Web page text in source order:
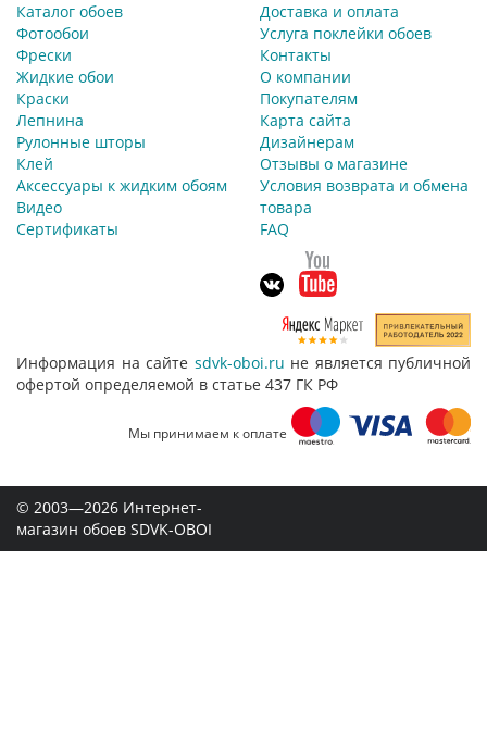
Каталог обоев
Фотообои
Фрески
Жидкие обои
Краски
Лепнина
Рулонные шторы
Клей
Аксессуары к жидким обоям
Видео
Сертификаты
Доставка и оплата
Услуга поклейки обоев
Контакты
О компании
Покупателям
Карта сайта
Дизайнерам
Отзывы о магазине
Условия возврата и обмена
товара
FAQ
Информация на сайте sdvk-oboi.ru не является публичной
офертой определяемой в статье 437 ГК РФ
Мы принимаем к оплате
© 2003—2026 Интернет-
магазин обоев SDVK-OBOI